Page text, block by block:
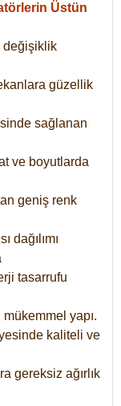
Üstün
değişiklik
güzellik
sağlanan
ve boyutlarda
geniş renk
dağılımı
tasarrufu
yapı.
kaliteli ve
gereksiz ağırlık